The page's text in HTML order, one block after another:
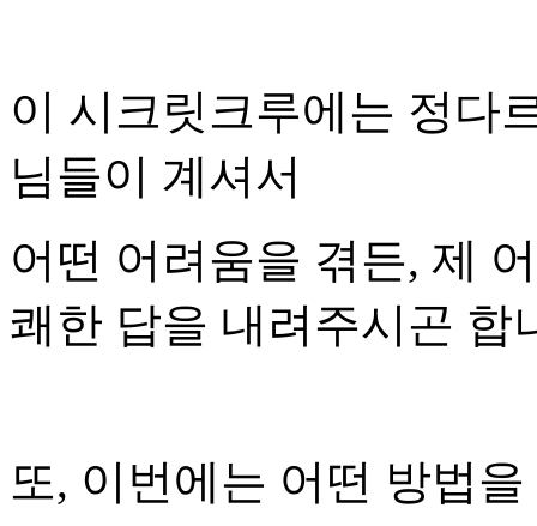
이 시크릿크루에는 정다
님들이 계셔서
어떤 어려움을 겪든, 제
쾌한 답을 내려주시곤 합
또, 이번에는 어떤 방법